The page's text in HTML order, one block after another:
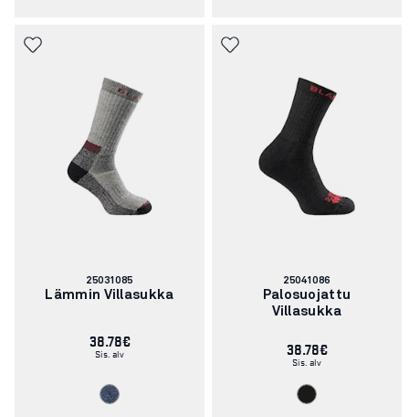
Tuotenumero:
25031085
Lämmin Villasukka
38.78€
Sis. alv
Tuotenumero:
25041086
Palosuojattu
Villasukka
38.78€
Sis. alv